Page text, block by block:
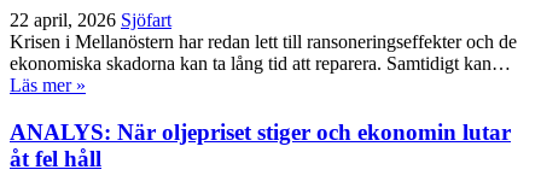
22 april, 2026 Sjöfart
Krisen i Mellanöstern har redan lett till ransoneringseffekter och de
ekonomiska skadorna kan ta lång tid att reparera. Samtidigt kan…
Läs mer »
ANALYS: När oljepriset stiger och ekonomin lutar
åt fel håll